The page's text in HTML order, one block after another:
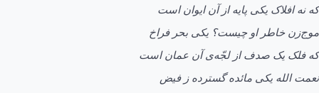
که نه افلاک یکی پایه از آن ایوان است
موج‌زن خاطر او چیست؟ یکی بحر فراخ
که فلک یک صدف از لجّه‌ی آن عمان است
نعمت الله یکی مائده گسترده ز فیض